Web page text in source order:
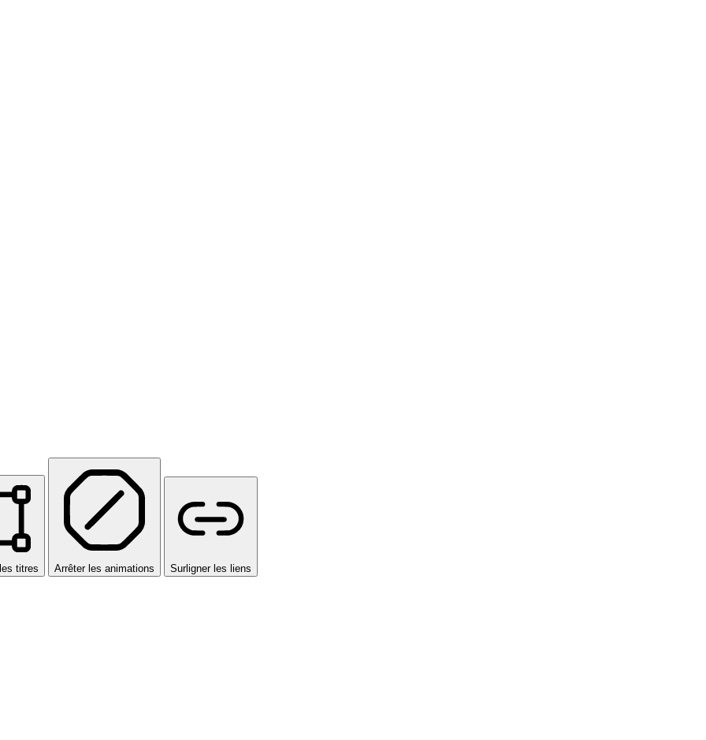
titres Arrêter les animations Surligner les liens